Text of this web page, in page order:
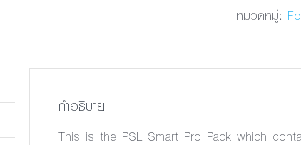
ชิ้น
หมวดหมู่:
คำอธิบาย
This is the PSL Smart Pro Pack which